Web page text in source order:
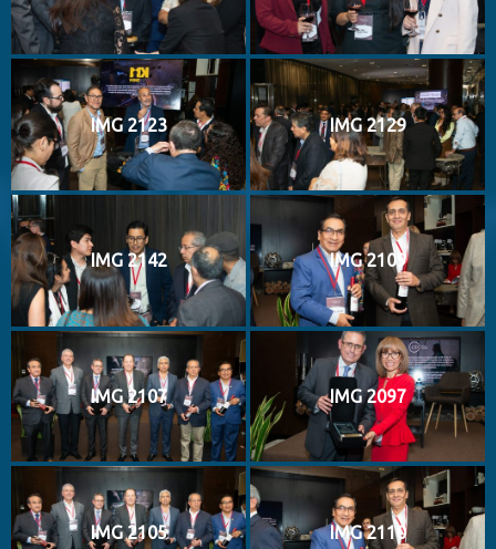
IMG 2123 IMG 2129
IMG 2142 IMG 2109
IMG 2107 IMG 2097
IMG 2105 IMG 2110